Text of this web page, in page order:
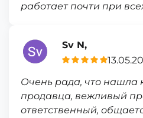
работает почти при
Sv N,
Очень рада, что нашла
продавца, вежливый
ответственный,